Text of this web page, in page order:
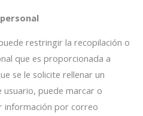
restringir la recopilación o
que es proporcionada a
se le solicite rellenar un
puede marcar o
información por correo